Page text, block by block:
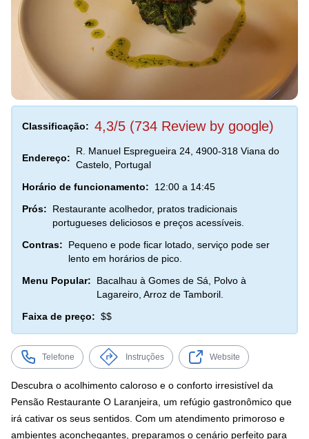
Classificação: 4,3/5 (734 Review by google)
Endereço:
R. Manuel Espregueira 24, 4900-318 Viana do
Castelo, Portugal
Horário de funcionamento:
12:00 a 14:45
Prós:
Restaurante acolhedor, pratos tradicionais
portugueses deliciosos e preços acessíveis.
Contras:
Pequeno e pode ficar lotado, serviço pode ser
lento em horários de pico.
Menu Popular:
Bacalhau à Gomes de Sá, Polvo à
Lagareiro, Arroz de Tamboril.
Faixa de preço: $$
Telefone Instruções Website
Descubra o acolhimento caloroso e o conforto irresistível da
Pensão Restaurante O Laranjeira, um refúgio gastronômico que
irá cativar os seus sentidos. Com um atendimento primoroso e
ambientes aconchegantes, preparamos o cenário perfeito para